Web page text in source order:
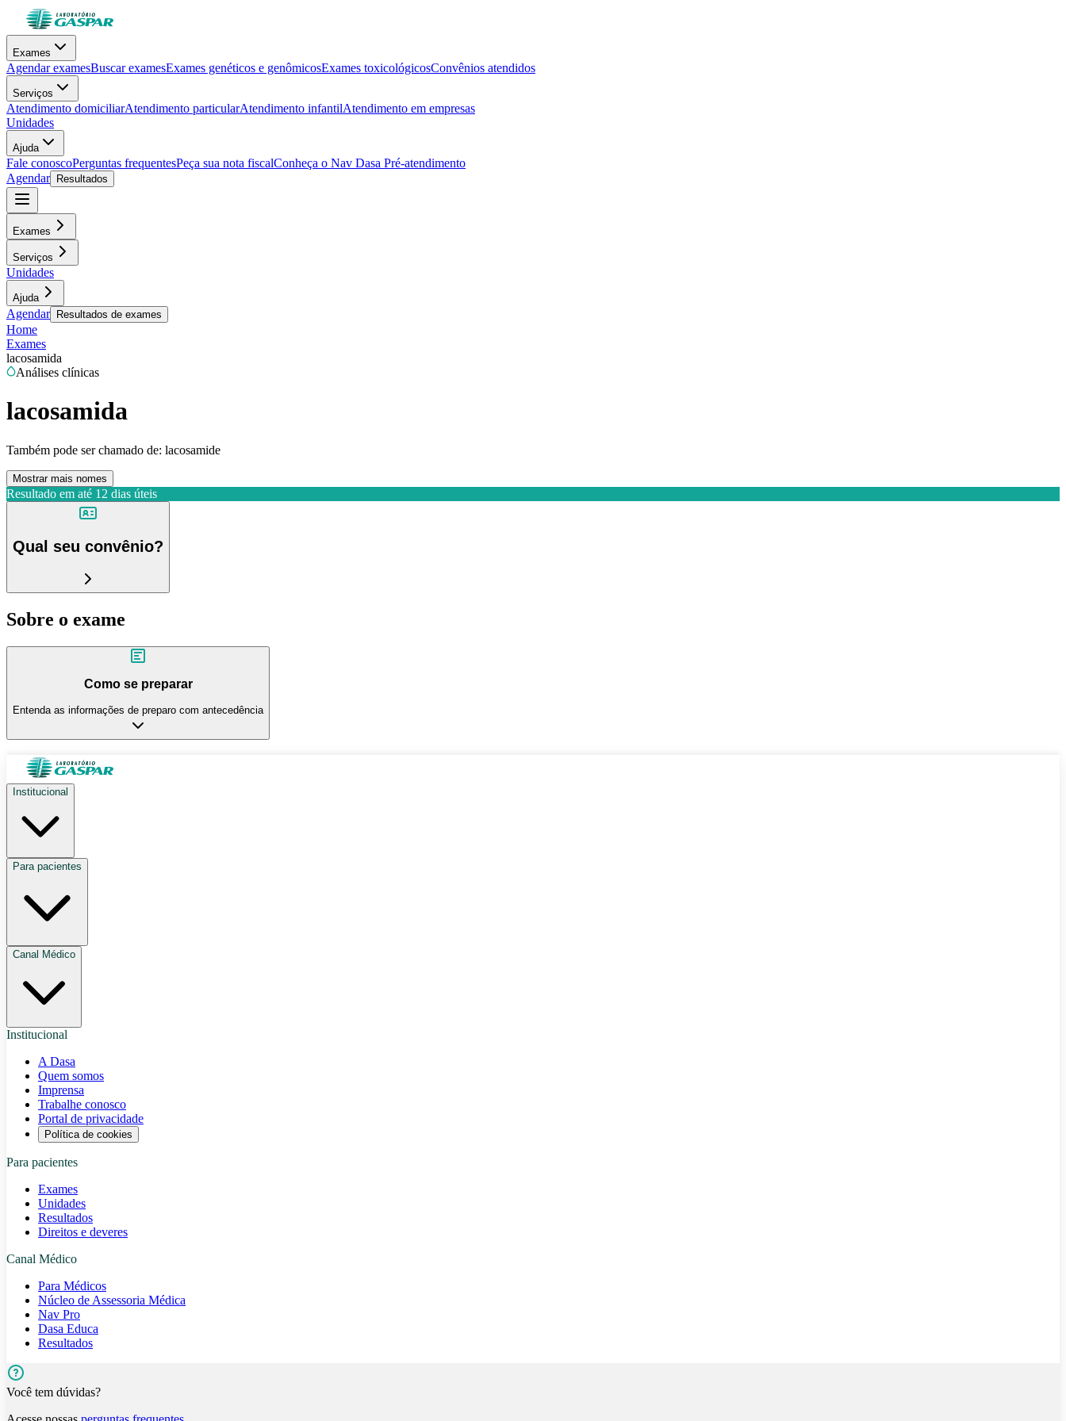
Exames
Agendar examesBuscar examesExames genéticos e genômicosExames toxicológicosConvênios atendidos
Serviços
Atendimento domiciliarAtendimento particularAtendimento infantilAtendimento em empresas
Unidades
Ajuda
Fale conoscoPerguntas frequentesPeça sua nota fiscalConheça o Nav Dasa Pré-atendimento
Agendar
Resultados
Exames
Serviços
Unidades
Ajuda
Agendar Resultados de exames
Home
Exames
lacosamida
Análises clínicas
lacosamida
Também pode ser chamado de: lacosamide
Mostrar mais nomes
Resultado em até 12 dias úteis
Qual seu convênio?
Sobre o exame
Como se preparar
Entenda as informações de preparo com antecedência
Institucional
Para pacientes
Canal Médico
Institucional
A Dasa
Quem somos
Imprensa
Trabalhe conosco
Portal de privacidade
Política de cookies
Para pacientes
Exames
Unidades
Resultados
Direitos e deveres
Canal Médico
Para Médicos
Núcleo de Assessoria Médica
Nav Pro
Dasa Educa
Resultados
Você tem dúvidas?